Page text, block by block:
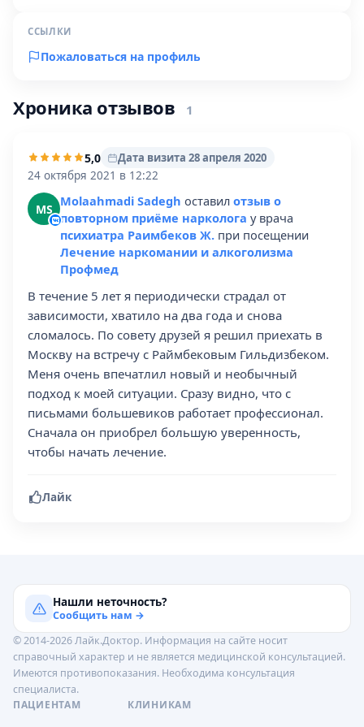
ССЫЛКИ
Пожаловаться на профиль
Хроника отзывов 1
5,0
Дата визита 28 апреля 2020
24 октября 2021 в 12:22
MS Molaahmadi Sadegh оставил отзыв о
повторном приёме нарколога у врача
психиатра Раимбеков Ж. при посещении
Лечение наркомании и алкоголизма
Профмед
В течение 5 лет я периодически страдал от
зависимости, хватило на два года и снова
сломалось. По совету друзей я решил приехать в
Москву на встречу с Раймбековым Гильдизбеком.
Меня очень впечатлил новый и необычный
подход к моей ситуации. Сразу видно, что с
письмами большевиков работает профессионал.
Сначала он приобрел большую уверенность,
чтобы начать лечение.
Лайк
Нашли неточность?
Сообщить нам →
© 2014-2026 Лайк.Доктор. Информация на сайте носит
справочный характер и не является медицинской консультацией.
Имеются противопоказания. Необходима консультация
специалиста.
ПАЦИЕНТАМ
КЛИНИКАМ